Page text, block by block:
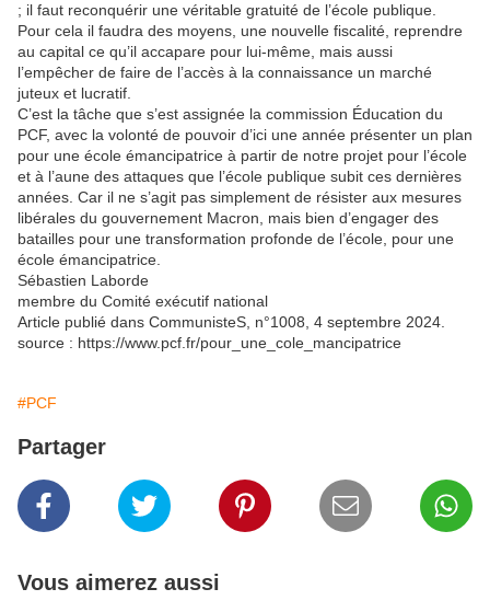
; il faut reconquérir une véritable gratuité de l’école publique.
Pour cela il faudra des moyens, une nouvelle fiscalité, reprendre
au capital ce qu’il accapare pour lui-même, mais aussi
l’empêcher de faire de l’accès à la connaissance un marché
juteux et lucratif.
C’est la tâche que s’est assignée la commission Éducation du
PCF, avec la volonté de pouvoir d’ici une année présenter un plan
pour une école émancipatrice à partir de notre projet pour l’école
et à l’aune des attaques que l’école publique subit ces dernières
années. Car il ne s’agit pas simplement de résister aux mesures
libérales du gouvernement Macron, mais bien d’engager des
batailles pour une transformation profonde de l’école, pour une
école émancipatrice.
Sébastien Laborde
membre du Comité exécutif national
Article publié dans CommunisteS, n°1008, 4 septembre 2024.
source : https://www.pcf.fr/pour_une_cole_mancipatrice
#PCF
Partager
Vous aimerez aussi